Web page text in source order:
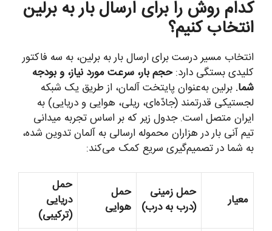
کدام روش را برای ارسال بار به برلین
انتخاب کنیم؟
انتخاب مسیر درست برای ارسال بار به برلین، به سه فاکتور
کلیدی بستگی دارد:حجم بار، سرعت مورد نیاز، و بودجه
شما. برلین به‌عنوان پایتخت آلمان، از طریق یک شبکه
لجستیکی قدرتمند (جادّه‌ای، ریلی، هوایی و دریایی) به
ایران متصل است. جدول زیر که بر اساس تجربه میدانی
تیم آنی بار در هزاران محموله ارسالی به آلمان تدوین شده،
به شما در تصمیم‌گیری سریع کمک می‌کند:
معیار
حمل زمینی
(درب به درب)
حمل
هوایی
حمل
دریایی
(ترکیبی)